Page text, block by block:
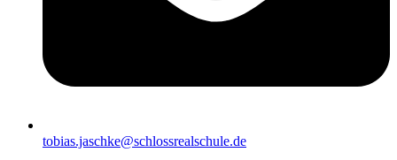
tobias.jaschke@schlossrealschule.de